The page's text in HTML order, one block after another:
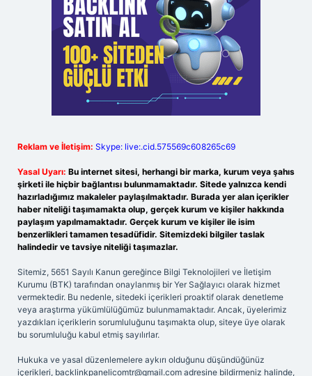
Reklam ve İletişim: Skype: live:.cid.575569c608265c69
Yasal Uyarı: Bu internet sitesi, herhangi bir marka, kurum veya şahıs
şirketi ile hiçbir bağlantısı bulunmamaktadır. Sitede yalnızca kendi
hazırladığımız makaleler paylaşılmaktadır. Burada yer alan içerikler
haber niteliği taşımamakta olup, gerçek kurum ve kişiler hakkında
paylaşım yapılmamaktadır. Gerçek kurum ve kişiler ile isim
benzerlikleri tamamen tesadüfidir. Sitemizdeki bilgiler taslak
halindedir ve tavsiye niteliği taşımazlar.
Sitemiz, 5651 Sayılı Kanun gereğince Bilgi Teknolojileri ve İletişim
Kurumu (BTK) tarafından onaylanmış bir Yer Sağlayıcı olarak hizmet
vermektedir. Bu nedenle, sitedeki içerikleri proaktif olarak denetleme
veya araştırma yükümlülüğümüz bulunmamaktadır. Ancak, üyelerimiz
yazdıkları içeriklerin sorumluluğunu taşımakta olup, siteye üye olarak
bu sorumluluğu kabul etmiş sayılırlar.
Hukuka ve yasal düzenlemelere aykırı olduğunu düşündüğünüz
içerikleri, backlinkpanelicomtr@gmail.com adresine bildirmeniz halinde,